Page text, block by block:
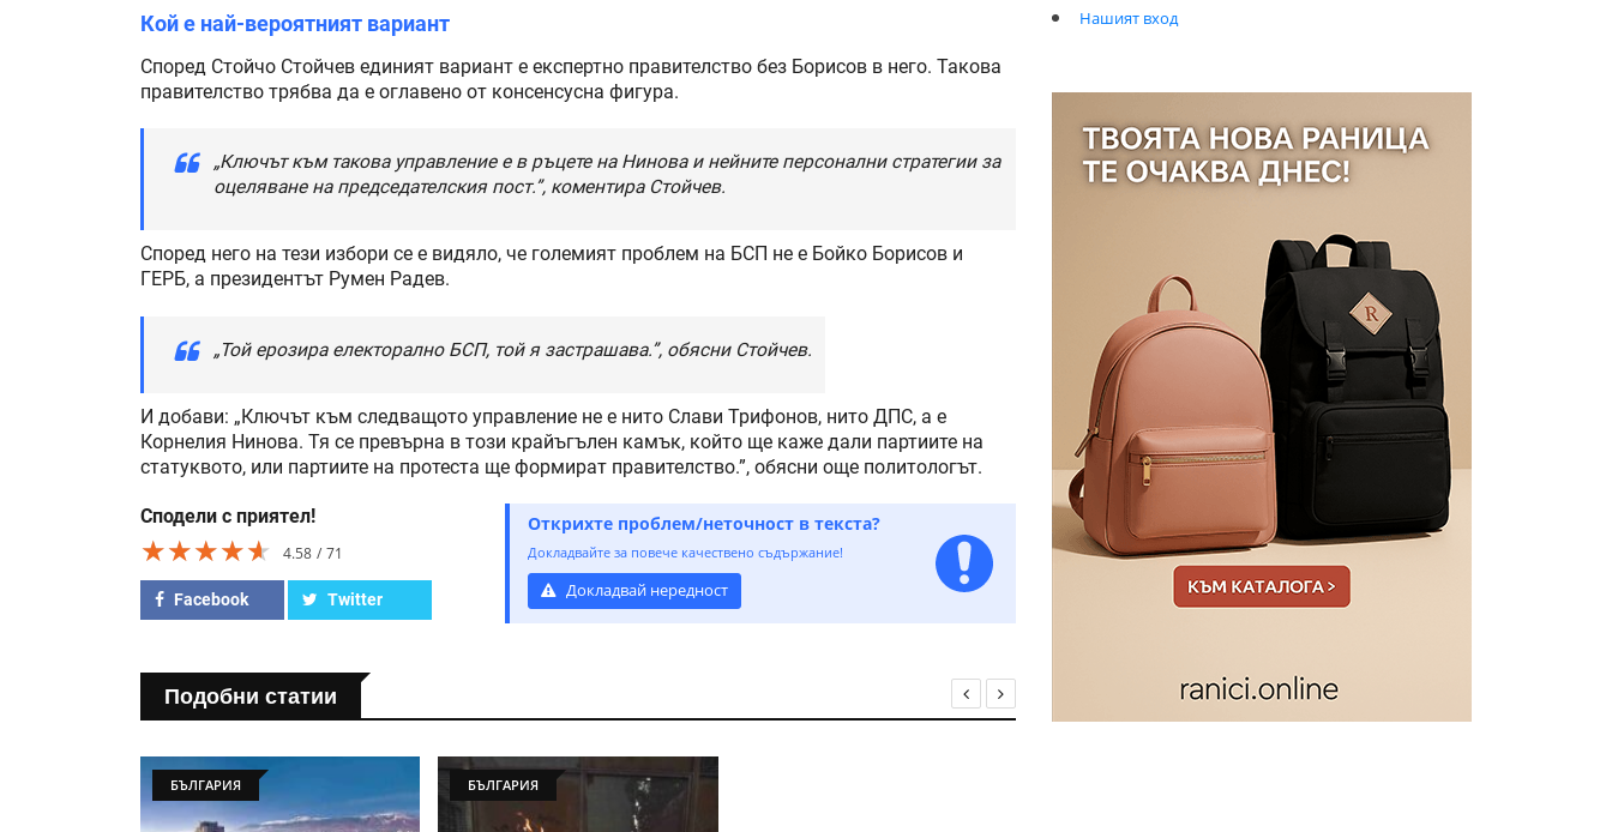
Кой е най-вероятният вариант
Според Стойчо Стойчев единият вариант е експертно правителство без Борисов в него. Такова
правителство трябва да е оглавено от консенсусна фигура.
„Ключът към такова управление е в ръцете на Нинова и нейните персонални стратегии за
оцеляване на председателския пост.”, коментира Стойчев.
Според него на тези избори се е видяло, че големият проблем на БСП не е Бойко Борисов и
ГЕРБ, а президентът Румен Радев.
„Той ерозира електорално БСП, той я застрашава.”, обясни Стойчев.
И добави: „Ключът към следващото управление не е нито Слави Трифонов, нито ДПС, а е
Корнелия Нинова. Тя се превърна в този крайъгълен камък, който ще каже дали партиите на
статуквото, или партиите на протеста ще формират правителство.”, обясни още политологът.
Сподели с приятел!
★★★★★
★★★★★
★★★★★ 4.58 71
Facebook Twitter
Открихте проблем/неточност в текста?
Докладвайте за повече качествено съдържание!
Докладвай нередност
Подобни статии
БЪЛГАРИЯ БЪЛГАРИЯ
Нашият вход